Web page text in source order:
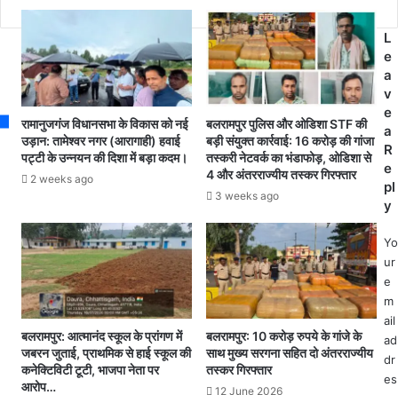
R
फि
ल्म
के
गा
ना
को
स्ट
ओ
रि
जि
भा
ग
ष्ट्री
स्त
फि
स्कृ
ना
रामानुजगंज विधानसभा के विकास को नई
उड़ान: तामेश्वर नगर (आरागाही) हवाई
पट्टी के उन्नयन की दिशा में बड़ा कदम।
2 weeks ago
बलरामपुर पुलिस और ओडिशा STF की
बड़ी संयुक्त कार्रवाई: 16 करोड़ की गांजा
तस्करी नेटवर्क का भंडाफोड़, ओडिशा से
4 और अंतरराज्यीय तस्कर गिरफ्तार
3 weeks ago
बलरामपुर: आत्मानंद स्कूल के प्रांगण में
जबरन जुताई, प्राथमिक से हाई स्कूल की
कनेक्टिविटी टूटी, भाजपा नेता पर
आरोप…
बलरामपुर: 10 करोड़ रुपये के गांजे के
साथ मुख्य सरगना सहित दो अंतरराज्यीय
तस्कर गिरफ्तार
12 June 2026
L
e
a
v
e
a
R
e
pl
y
Yo
ur
e
m
ail
ad
dr
es